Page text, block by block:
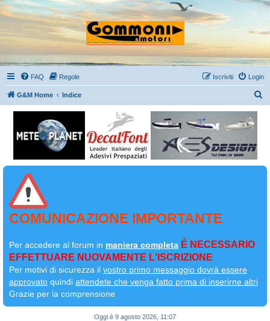
FAQ Regole Login
Iscriviti
G&M Home Indice
COMUNICAZIONE IMPORTANTE
Per accedere al forum in maniera completa É NECESSARIO
EFFETTUARE NUOVAMENTE L'ISCRIZIONE
Per motivi di sicurezza il vostro primo messaggio dovrà essere
approvato quindi attendete che venga fatto prima di inserirne altri
Grazie per la comprensione
Oggi è 9 agosto 2026, 11:07